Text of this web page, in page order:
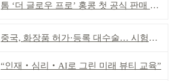
톰 ‘더 글로우 프로’ 홍콩 첫 공식 판매 완판
중국, 화장품 허가·등록 대수술… 시험자료 공용 허용
“인재‧심리‧AI로 그린 미래 뷰티 교육”